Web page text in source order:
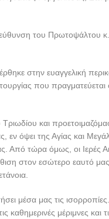
του Πρωτοψάλτου
στην ευαγγελική
που πραγματεύεται
και
εν όψει της Αγίας και
τώρα όμως, οι Ιερές
στον εσώτερο εαυτό
μέσα μας τις
μέριμνες και